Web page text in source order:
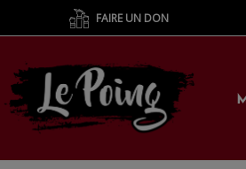
FAIRE UN DON